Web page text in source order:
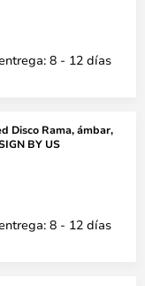
8 - 12 días
Disco Rama, ámbar,
BY US
8 - 12 días